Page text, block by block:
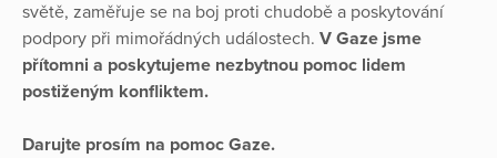
světě, zaměřuje se na boj proti chudobě a poskytování
podpory při mimořádných událostech. V Gaze jsme
přítomni a poskytujeme nezbytnou pomoc lidem
postiženým konfliktem.
Darujte prosím na pomoc Gaze.